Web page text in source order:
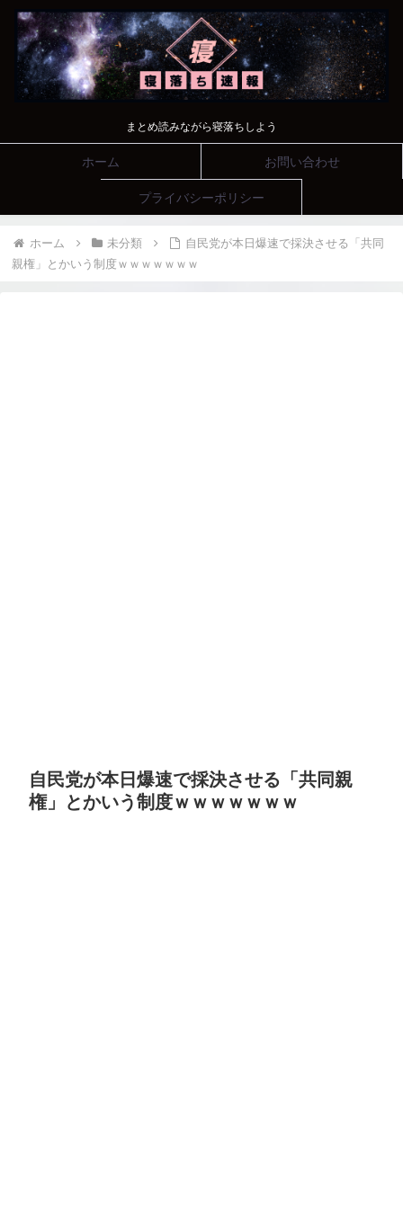
まとめ読みながら寝落ちしよう
ホーム お問い合わせ
プライバシーポリシー
ホーム 未分類
自民党が本日爆速で採決させる「共同
親権」とかいう制度ｗｗｗｗｗｗｗ
自民党が本日爆速で採決させる「共同親
権」とかいう制度ｗｗｗｗｗｗｗ